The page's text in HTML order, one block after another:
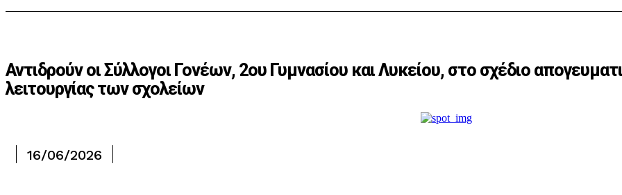
Αντιδρούν οι Σύλλογοι Γονέων, 2ου Γυμνασίου και Λυκείου, στο σχέδιο
λειτουργίας των σχολείων
16/06/2026